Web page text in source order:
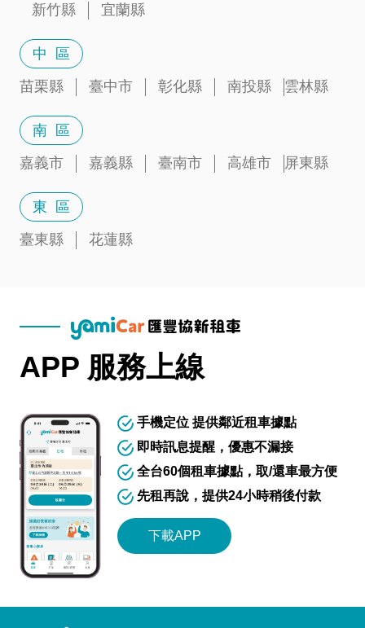
新竹縣
宜蘭縣
中 區
苗栗縣
臺中市 彰化縣 南投縣 雲林縣
南 區
嘉義市
嘉義縣 臺南市 高雄市 屏東縣
東 區
臺東縣
花蓮縣
APP 服務上線
手機定位 提供鄰近租車據點
即時訊息提醒，優惠不漏接
全台60個租車據點，取/還車最方便
先租再說，提供24小時稍後付款
下載APP